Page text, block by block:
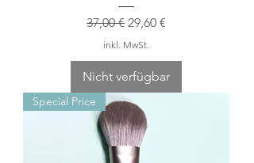
Standardpreis
37,00 € Sale-Preis
29,60 €
inkl. MwSt.
Nicht verfügbar
Special Price